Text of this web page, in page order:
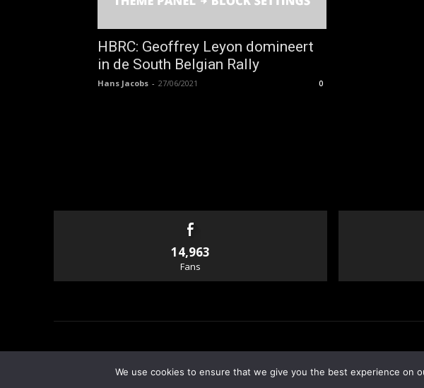
HBRC: Geoffrey Leyon domineert
in de South Belgian Rally
Hans Jacobs - 27/06/2021 0
14,963
Fans
We use cookies to ensure that we give you the best experience on